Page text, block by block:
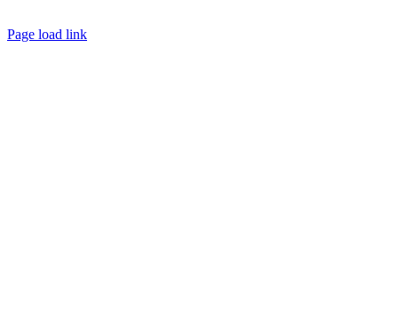
Page load link